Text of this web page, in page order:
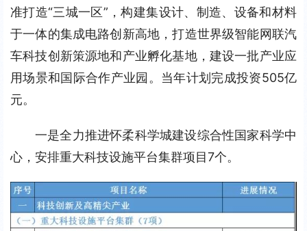
准打造“三城一区”，构建集设计、制造、设备和材料
于一体的集成电路创新高地，打造世界级智能网联汽
车科技创新策源地和产业孵化基地，建设一批产业应
用场景和国际合作产业园。当年计划完成投资505亿
元。
一是全力推进怀柔科学城建设综合性国家科学中
心，安排重大科技设施平台集群项目7个。